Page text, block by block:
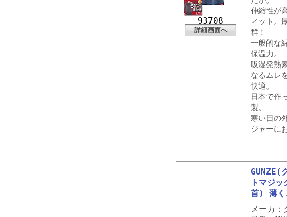
93708
詳細画面へ
伸縮性が
ィット。
群！
一般的な
保温力。
吸湿発熱
なるムレ
快適。
日本で作
製。
寒い日の
ジャーに
GUNZE(
トマジ
首) 薄く
メーカ：